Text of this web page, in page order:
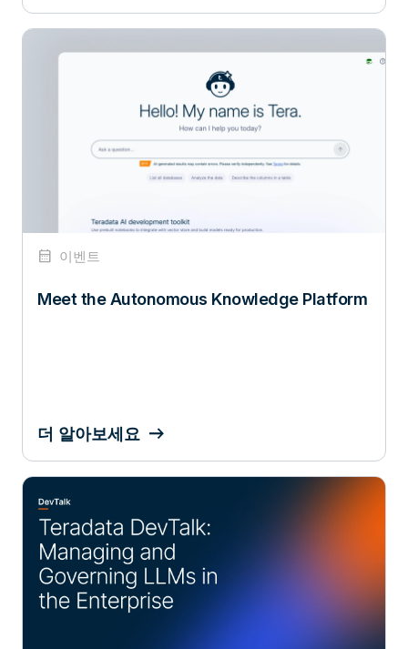
calendar_month 이벤트
Meet the Autonomous Knowledge Platform
더 알아보세요